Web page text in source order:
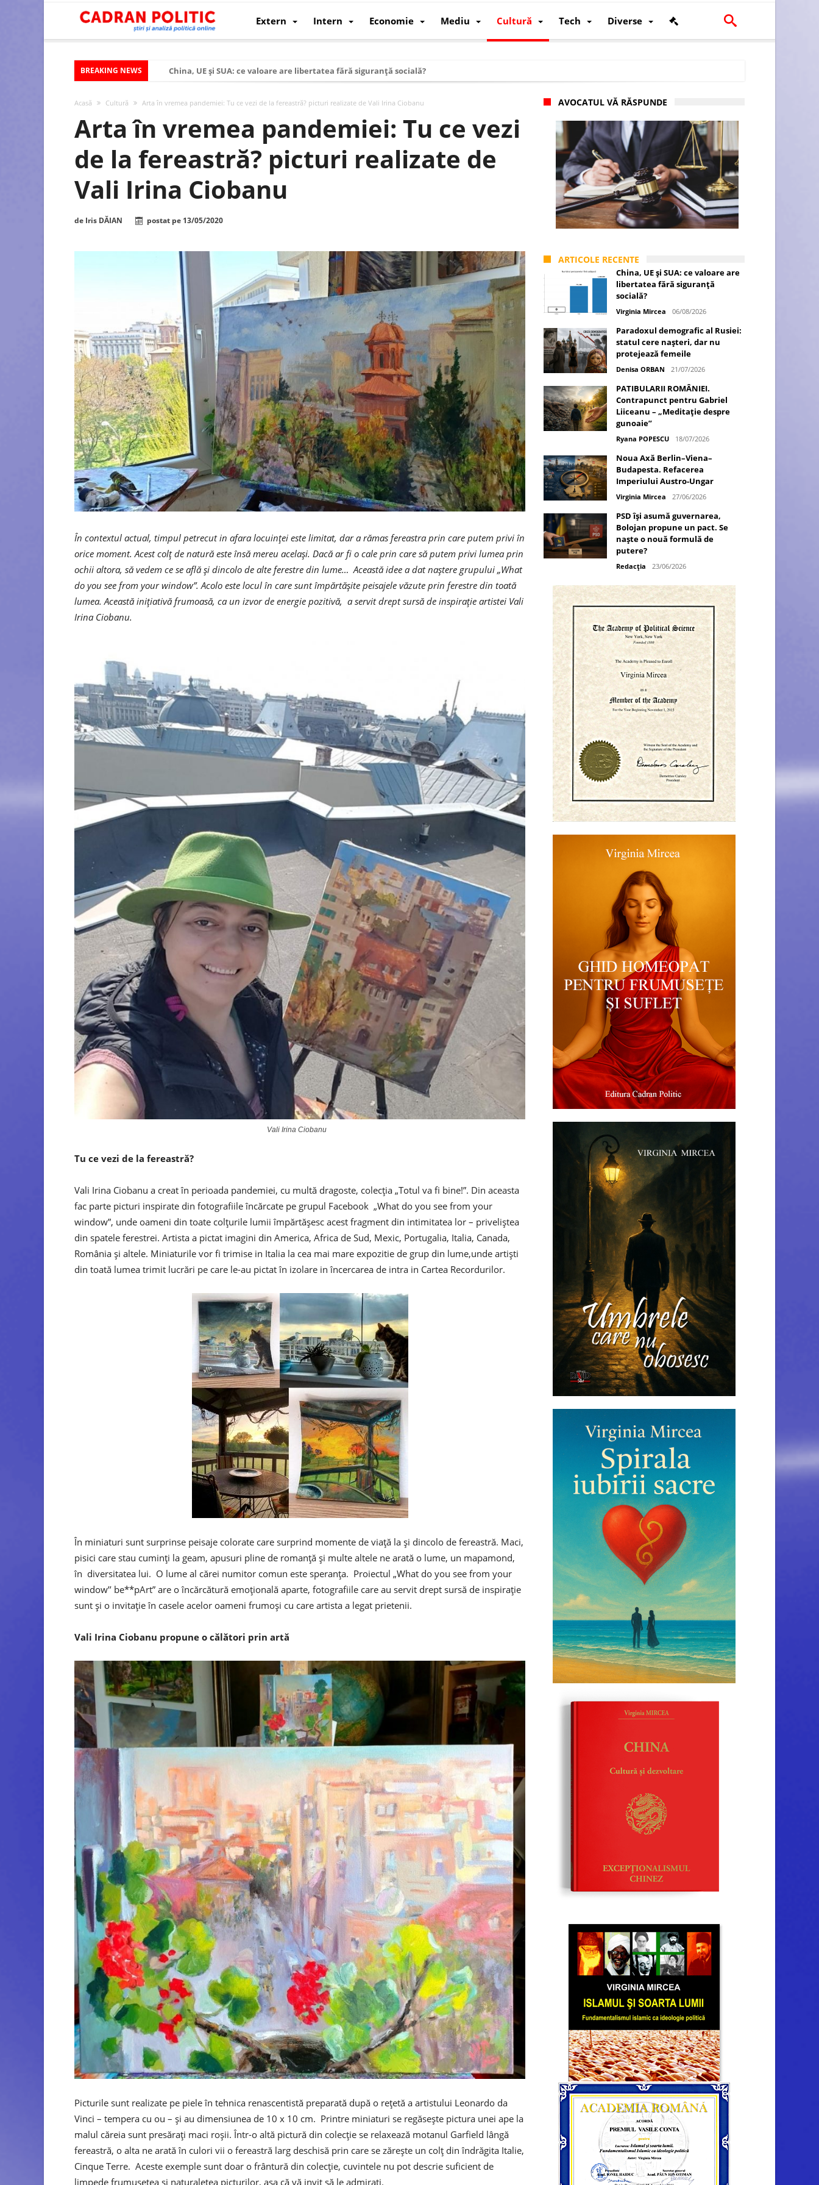
Extern Intern Economie Mediu Cultură Tech Diverse
BREAKING NEWS
China, UE și SUA: ce valoare are libertatea fără siguranță socială?
Modelul economic al Chinei: cum a devenit atelierul lumii și rivalul economic al SUA
Modelul economic al Rusiei: de ce rezistă?
Occidentul obosit și Estul care revine: o realitate pe care România o simte, nu o spune
Viitorul României în Uniunea Europeană. Ce ne așteaptă? – O analiză structurală a demografiei, fiscalității și poziției României în U.E.
România – ROExit pentru a supraviețui ca țară
Huawei dezvoltă un nou cip AI pentru a înlocui Nvidia
Acasă Cultură Arta în vremea pandemiei: Tu ce vezi de la fereastră? picturi realizate de Vali Irina Ciobanu
Arta în vremea pandemiei: Tu ce vezi
de la fereastră? picturi realizate de
Vali Irina Ciobanu
de Iris DĂIAN postat pe 13/05/2020
În contextul actual, timpul petrecut in afara locuinței este limitat, dar a rămas fereastra prin care putem privi în
orice moment. Acest colț de natură este însă mereu același. Dacă ar fi o cale prin care să putem privi lumea prin
ochii altora, să vedem ce se află și dincolo de alte ferestre din lume… Această idee a dat naștere grupului „What
do you see from your window”. Acolo este locul în care sunt împărtășite peisajele văzute prin ferestre din toată
lumea. Această inițiativă frumoasă, ca un izvor de energie pozitivă, a servit drept sursă de inspirație artistei Vali
Irina Ciobanu.
Vali Irina Ciobanu
Tu ce vezi de la fereastră?
Vali Irina Ciobanu a creat în perioada pandemiei, cu multă dragoste, colecția „Totul va fi bine!”. Din aceasta
fac parte picturi inspirate din fotografiile încărcate pe grupul Facebook „What do you see from your
window”, unde oameni din toate colțurile lumii împărtășesc acest fragment din intimitatea lor – priveliștea
din spatele ferestrei. Artista a pictat imagini din America, Africa de Sud, Mexic, Portugalia, Italia, Canada,
România și altele. Miniaturile vor fi trimise in Italia la cea mai mare expozitie de grup din lume,unde artiști
din toată lumea trimit lucrări pe care le-au pictat în izolare in încercarea de intra in Cartea Recordurilor.
În miniaturi sunt surprinse peisaje colorate care surprind momente de viață la și dincolo de fereastră. Maci,
pisici care stau cuminți la geam, apusuri pline de romanță și multe altele ne arată o lume, un mapamond,
în diversitatea lui. O lume al cărei numitor comun este speranța. Proiectul „What do you see from your
window’’ be**pArt” are o încărcătură emoțională aparte, fotografiile care au servit drept sursă de inspirație
sunt și o invitație în casele acelor oameni frumoși cu care artista a legat prietenii.
Vali Irina Ciobanu propune o călători prin artă
Picturile sunt realizate pe piele în tehnica renascentistă preparată după o rețetă a artistului Leonardo da
Vinci – tempera cu ou – și au dimensiunea de 10 x 10 cm. Printre miniaturi se regăsește pictura unei ape la
malul căreia sunt presărați maci roșii. Într-o altă pictură din colecție se relaxează motanul Garfield lângă
fereastră, o alta ne arată în culori vii o fereastră larg deschisă prin care se zărește un colț din îndrăgita Italie,
Cinque Terre. Aceste exemple sunt doar o frântură din colecție, cuvintele nu pot descrie suficient de
limpede frumusețea și naturalețea picturilor, așa că vă invit să le admirați.
AVOCATUL VĂ RĂSPUNDE
ARTICOLE RECENTE
China, UE și SUA: ce valoare are
libertatea fără siguranță
socială?
Virginia Mircea 06/08/2026
Paradoxul demografic al Rusiei:
statul cere nașteri, dar nu
protejează femeile
Denisa ORBAN 21/07/2026
PATIBULARII ROMÂNIEI.
Contrapunct pentru Gabriel
Liiceanu – „Meditație despre
gunoaie”
Ryana POPESCU 18/07/2026
Noua Axă Berlin–Viena–
Budapesta. Refacerea
Imperiului Austro-Ungar
Virginia Mircea 27/06/2026
PSD își asumă guvernarea,
Bolojan propune un pact. Se
naște o nouă formulă de
putere?
Redacția 23/06/2026